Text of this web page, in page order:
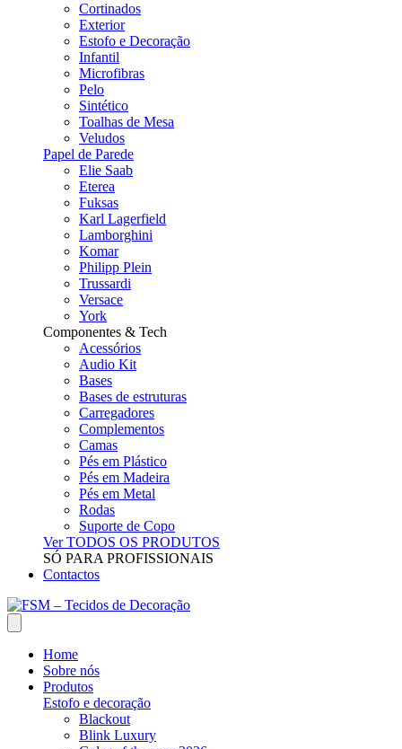
Cortinados
Exterior
Estofo e Decoração
Infantil
Microfibras
Pelo
Sintético
Toalhas de Mesa
Veludos
Papel de Parede
Elie Saab
Eterea
Fuksas
Karl Lagerfield
Lamborghini
Komar
Philipp Plein
Trussardi
Versace
York
Componentes & Tech
Acessórios
Audio Kit
Bases
Bases de estruturas
Carregadores
Complementos
Camas
Pés em Plástico
Pés em Madeira
Pés em Metal
Rodas
Suporte de Copo
Ver TODOS OS PRODUTOS
SÓ PARA PROFISSIONAIS
Contactos
Home
Sobre nós
Produtos
Estofo e decoração
Blackout
Blink Luxury